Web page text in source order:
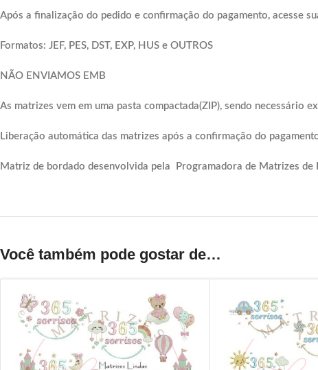
Após a finalização do pedido e confirmação do pagamento, acesse
Formatos: JEF, PES, DST, EXP, HUS e OUTROS
NÃO ENVIAMOS EMB
As matrizes vem em uma pasta compactada(ZIP), sendo necessário
Liberação automática das matrizes após a confirmação do
Matriz de bordado desenvolvida pela Programadora de Matrizes de
Você também pode gostar de…